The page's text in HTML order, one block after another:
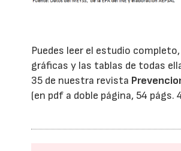
Puedes leer el estudio
gráficas y las tablas de todas
35 de nuestra revista
(en pdf a doble página, 54 págs.